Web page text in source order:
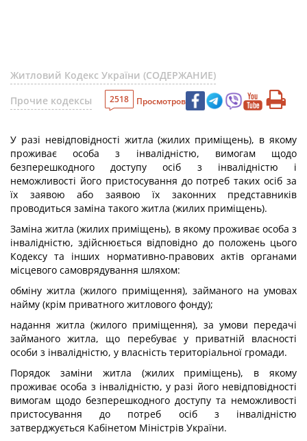
Житловий Кодекс України (СОДЕРЖАНИЕ)
Прочие кодексы
2518 Просмотров
У разі невідповідності житла (жилих приміщень), в якому
проживає особа з інвалідністю, вимогам щодо
безперешкодного доступу осіб з інвалідністю і
неможливості його пристосування до потреб таких осіб за
їх заявою або заявою їх законних представників
проводиться заміна такого житла (жилих приміщень).
Заміна житла (жилих приміщень), в якому проживає особа з
інвалідністю, здійснюється відповідно до положень цього
Кодексу та інших нормативно-правових актів органами
місцевого самоврядування шляхом:
обміну житла (жилого приміщення), займаного на умовах
найму (крім приватного житлового фонду);
надання житла (жилого приміщення), за умови передачі
займаного житла, що перебуває у приватній власності
особи з інвалідністю, у власність територіальної громади.
Порядок заміни житла (жилих приміщень), в якому
проживає особа з інвалідністю, у разі його невідповідності
вимогам щодо безперешкодного доступу та неможливості
пристосування до потреб осіб з інвалідністю
затверджується Кабінетом Міністрів України.